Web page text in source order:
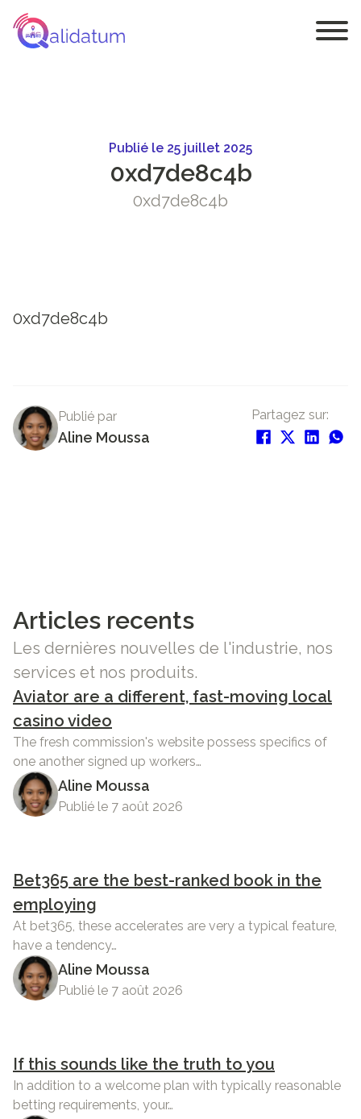
Publié le 25 juillet 2025
0xd7de8c4b
0xd7de8c4b
0xd7de8c4b
Publié par
Aline Moussa
Partagez sur:
Articles recents
Les dernières nouvelles de l'industrie, nos
services et nos produits.
Aviator are a different, fast-moving local
casino video
The fresh commission's website possess specifics of
one another signed up workers…
Aline Moussa
Publié le 7 août 2026
Bet365 are the best-ranked book in the
employing
At bet365, these accelerates are very a typical feature,
have a tendency…
Aline Moussa
Publié le 7 août 2026
If this sounds like the truth to you
In addition to a welcome plan with typically reasonable
betting requirements, your…